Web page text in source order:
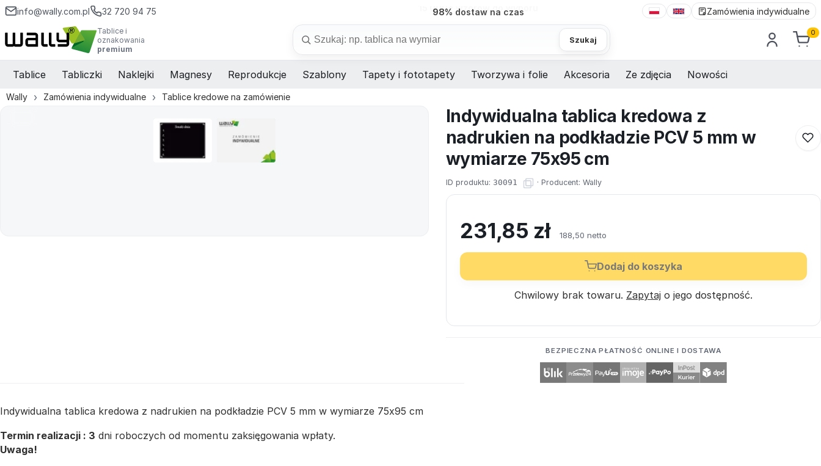
info@wally.com.pl 32 720 94 75 98% dostaw na czas Zamówienia indywidualne
Tablice i
oznakowania
premium
Szukaj
0
Tablice Tabliczki Naklejki Magnesy Reprodukcje Szablony Tapety i fototapety Tworzywa i folie Akcesoria Ze zdjęcia Nowości
Wally Zamówienia indywidualne Tablice kredowe na zamówienie
Indywidualna tablica kredowa z
nadrukien na podkładzie PCV 5 mm w
wymiarze 75x95 cm
ID produktu: 30091 · Producent: Wally
231,85 zł 188,50 netto
Dodaj do koszyka
Chwilowy brak towaru. Zapytaj o jego dostępność.
BEZPIECZNA PŁATNOŚĆ ONLINE I DOSTAWA
Indywidualna tablica kredowa z nadrukien na podkładzie PCV 5 mm w wymiarze 75x95 cm
Termin realizacji : 3 dni roboczych od momentu zaksięgowania wpłaty.
Uwaga!